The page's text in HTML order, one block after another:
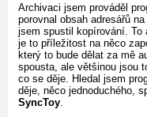
Archivaci jsem prováděl
porovnal obsah adresářů
jsem spustil kopírování. To
je to příležitost na něco
který to bude dělat za mě
spousta, ale většinou jsou
co se děje. Hledal jsem
děje, něco jednoduchého,
SyncToy